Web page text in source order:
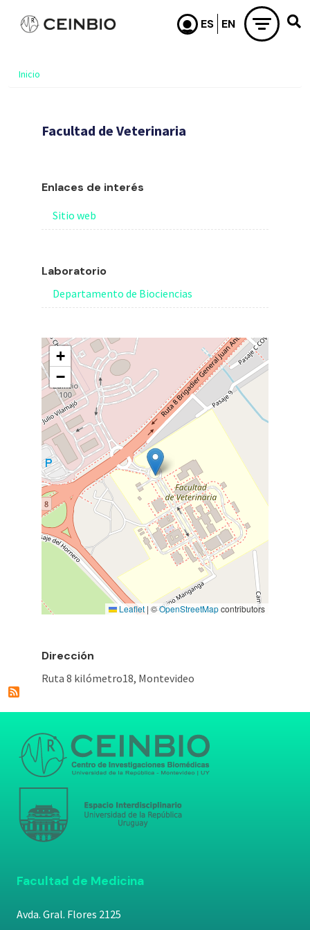
Pasar al contenido principal
Inicio
Facultad de Veterinaria
Enlaces de interés
Sitio web
Laboratorio
Departamento de Biociencias
+
−
Leaflet | ©OpenStreetMapcontributors
Dirección
Ruta 8 kilómetro18, Montevideo
Facultad de Medicina
Avda. Gral. Flores 2125